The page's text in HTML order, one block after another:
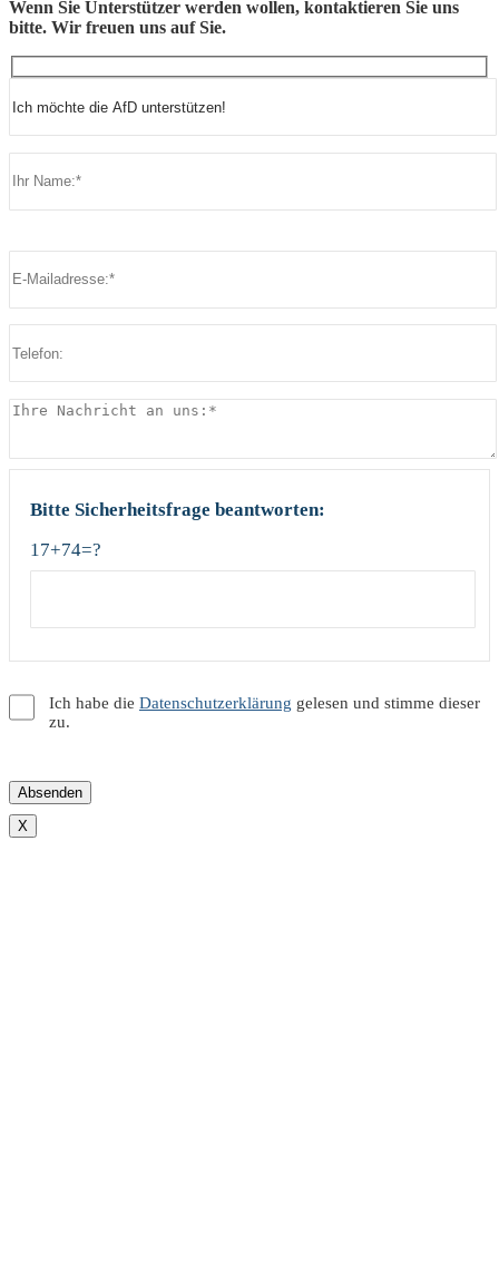
Wenn Sie Unterstützer werden wollen, kontaktieren Sie uns
bitte. Wir freuen uns auf Sie.
Bitte lasse dieses Feld leer.
Bitte Sicherheitsfrage beantworten:
17+74=?
Ich habe die Datenschutzerklärung gelesen und stimme dieser
zu.
X